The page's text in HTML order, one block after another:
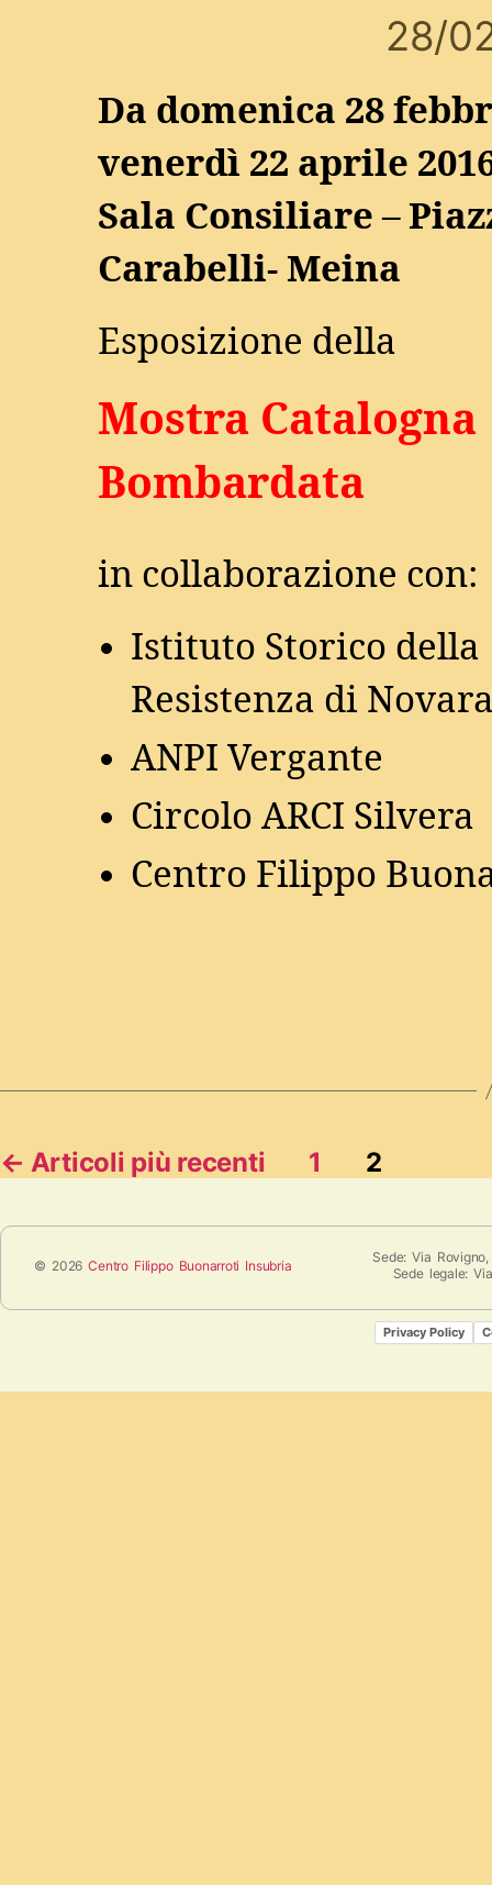
28/
Da domenica 28
venerdì 22 aprile
Sala Consiliare –
Carabelli- Meina
Esposizione della
Mostra Catalogna
Bombardata
in collaborazione con:
Istituto Storico della
Resistenza di
ANPI Vergante
Circolo ARCI Silvera
Centro Filippo
← Articoli più recenti 1 2
© 2026Centro Filippo Buonarroti Insubria
Sede: Via
Sede legale:
Privacy Policy